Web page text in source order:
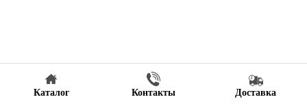
Каталог Контакты Доставка